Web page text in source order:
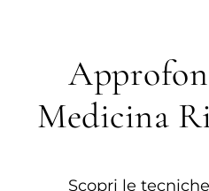
Medicina
Scopri le